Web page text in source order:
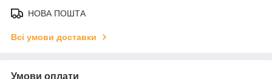
НОВА ПОШТА
Всі умови доставки
Умови оплати